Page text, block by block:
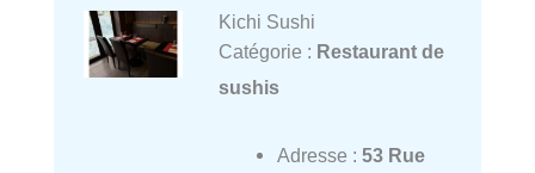
Kichi Sushi
Catégorie : Restaurant de
sushis
Adresse : 53 Rue